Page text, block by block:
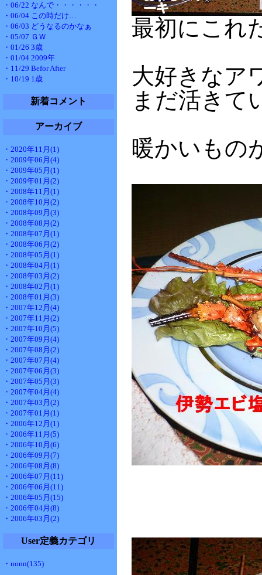
・06/22 なんで・・・・・・
・06/04 この時だけ…
・06/03 どうなるのかなぁ
・05/07 ＧＷ
・01/26 3歳
・01/04 2009年
・11/29 Befor After
・10/19 1歳
新着コメント
アーカイブ
・2020年11月(1)
・2009年06月(4)
・2009年05月(1)
・2009年01月(2)
・2008年11月(1)
・2008年10月(2)
・2008年09月(3)
・2008年08月(2)
・2008年07月(1)
・2008年06月(2)
・2008年05月(1)
・2008年04月(1)
・2008年03月(2)
・2008年02月(1)
・2008年01月(3)
・2007年12月(4)
・2007年11月(2)
・2007年10月(5)
・2007年09月(4)
・2007年08月(2)
・2007年07月(4)
・2007年06月(3)
・2007年05月(3)
・2007年04月(4)
・2007年03月(2)
・2007年01月(1)
・2006年12月(1)
・2006年11月(5)
・2006年10月(6)
・2006年09月(7)
・2006年08月(8)
・2006年07月(11)
・2006年06月(11)
・2006年05月(15)
・2006年04月(8)
・2006年03月(2)
User定義カテゴリ
・nonn(135)
最初にこれ
大好きなア
まだ活きて
暖かいもの